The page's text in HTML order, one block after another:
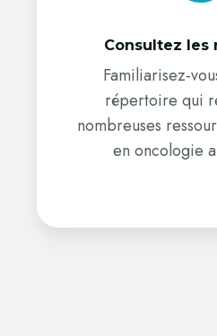
Consultez les
Familiarisez-
répertoire qui
nombreuses
en oncologie